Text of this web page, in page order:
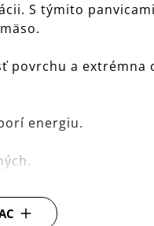
S týmito
povrchu a
energiu.